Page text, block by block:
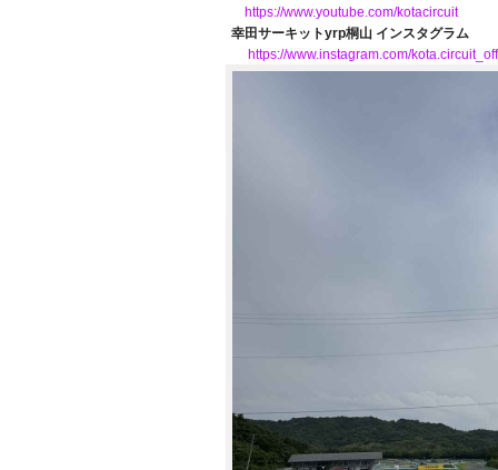
https://www.youtube.com/kotacircuit
幸田サーキットyrp桐山 インスタグラム
https://www.instagram.com/